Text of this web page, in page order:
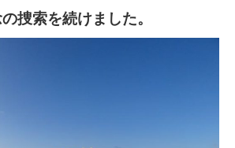
捜索を続けました。